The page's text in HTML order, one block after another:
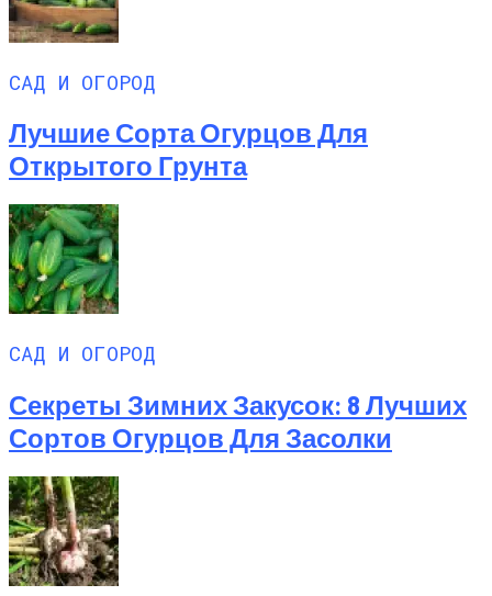
САД И ОГОРОД
Лучшие Сорта Огурцов Для
Открытого Грунта
САД И ОГОРОД
Секреты Зимних Закусок: 8 Лучших
Сортов Огурцов Для Засолки